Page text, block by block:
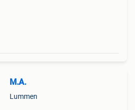
M.A.
Lummen